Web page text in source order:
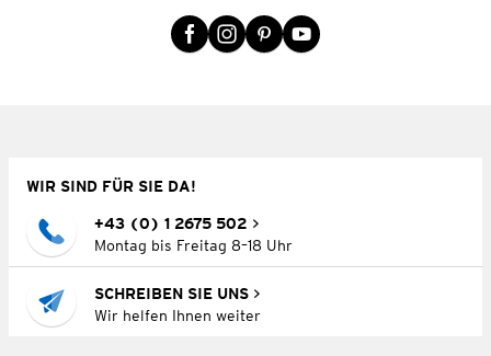
WIR SIND FÜR SIE DA!
+43 (0) 1 2675 502
Montag bis Freitag 8–18 Uhr
SCHREIBEN SIE UNS
Wir helfen Ihnen weiter